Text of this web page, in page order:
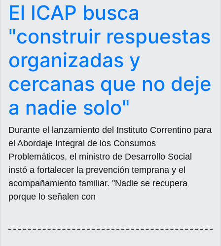
El ICAP busca
"construir respuestas
organizadas y
cercanas que no deje
a nadie solo"
Durante el lanzamiento del Instituto Correntino para
el Abordaje Integral de los Consumos
Problemáticos, el ministro de Desarrollo Social
instó a fortalecer la prevención temprana y el
acompañamiento familiar. "Nadie se recupera
porque lo señalen con